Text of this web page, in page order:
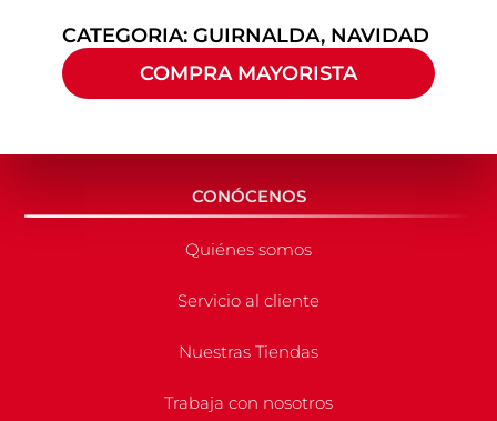
CATEGORIA: GUIRNALDA, NAVIDAD
COMPRA MAYORISTA
CONÓCENOS
Quiénes somos
Servicio al cliente
Nuestras Tiendas
Trabaja con nosotros